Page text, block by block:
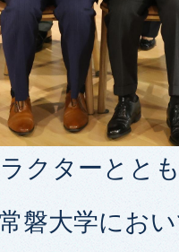
クターとと
磐大学にお